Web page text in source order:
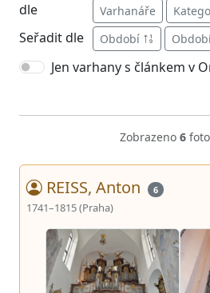
dle
Varhanáře
Seřadit dle Období
Jen varhany s článkem v
Zobrazeno 6
REISS, Anton 6
1741–1815 (Praha)